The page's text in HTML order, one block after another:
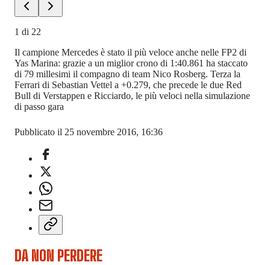
1 di 22
Il campione Mercedes è stato il più veloce anche nelle FP2 di
Yas Marina: grazie a un miglior crono di 1:40.861 ha staccato
di 79 millesimi il compagno di team Nico Rosberg. Terza la
Ferrari di Sebastian Vettel a +0.279, che precede le due Red
Bull di Verstappen e Ricciardo, le più veloci nella simulazione
di passo gara
Pubblicato il 25 novembre 2016, 16:36
DA NON PERDERE